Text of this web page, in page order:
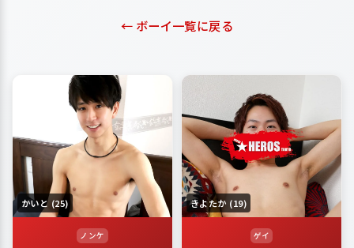
← ボーイ一覧に戻る
かいと (25)
ノンケ
きよたか (19)
ゲイ